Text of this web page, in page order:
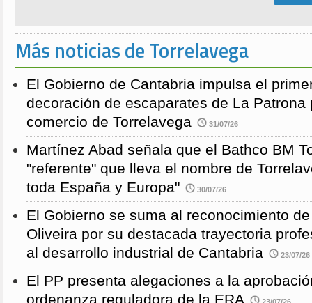
Más noticias de Torrelavega
El Gobierno de Cantabria impulsa el
decoración de escaparates de La Patrona
comercio de Torrelavega
31/07/26
Martínez Abad señala que el Bathco BM
"referente" que lleva el nombre de
toda España y Europa"
30/07/26
El Gobierno se suma al reconocimiento
Oliveira por su destacada trayectoria
al desarrollo industrial de Cantabria
23/07/26
El PP presenta alegaciones a la